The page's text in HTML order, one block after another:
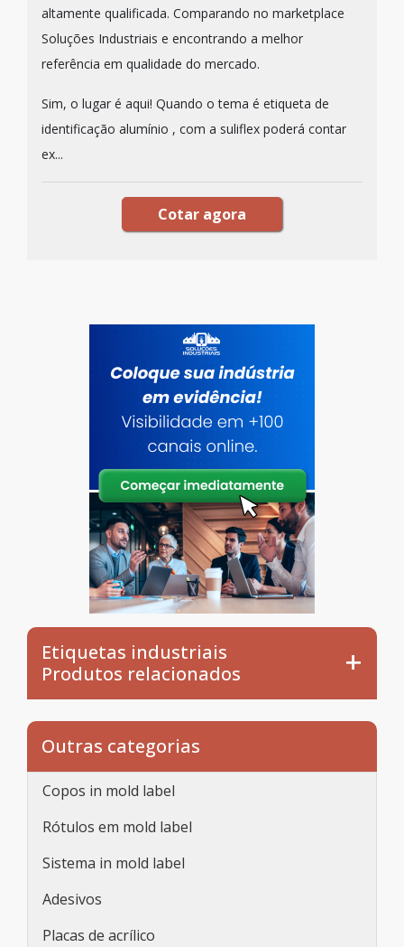
altamente qualificada. Comparando no marketplace
Soluções Industriais e encontrando a melhor
referência em qualidade do mercado.
Sim, o lugar é aqui! Quando o tema é etiqueta de
identificação alumínio , com a suliflex poderá contar
ex...
Cotar agora
Etiquetas industriais
Produtos relacionados
Outras categorias
Copos in mold label
Rótulos em mold label
Sistema in mold label
Adesivos
Placas de acrílico